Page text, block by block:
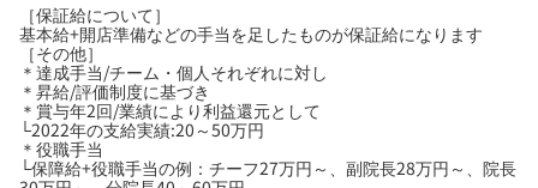
［保証給について］
基本給+開店準備などの手当を足したものが保証給になります
［その他］
＊達成手当/チーム・個人それぞれに対し
＊昇給/評価制度に基づき
＊賞与年2回/業績により利益還元として
└2022年の支給実績:20～50万円
＊役職手当
└保障給+役職手当の例：チーフ27万円～、副院長28万円～、院長